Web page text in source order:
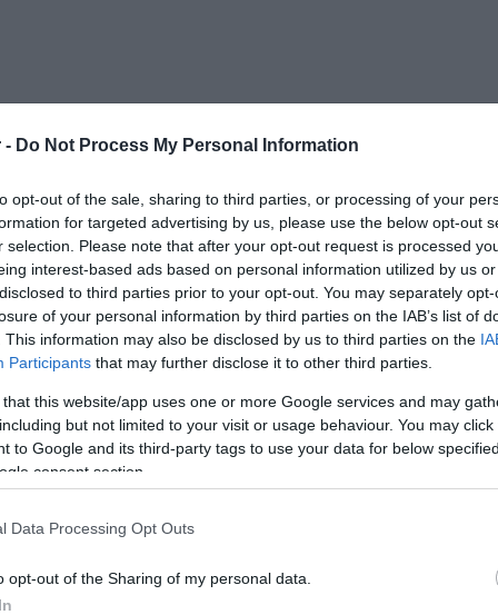
- Do Not Process My Personal Information
opt-out of the sale, sharing to third parties, or processing of your
for targeted advertising by us, please use the below opt-out
selection. Please note that after your opt-out request is processed
interest-based ads based on personal information utilized by us
to third parties prior to your opt-out. You may separately
of your personal information by third parties on the IAB’s list of
This information may also be disclosed by us to third parties on the
Participants that may further disclose it to other third parties.
that this website/app uses one or more Google services and may
but not limited to your visit or usage behaviour. You may
to Google and its third-party tags to use your data for below
consent section.
Data Processing Opt Outs
opt-out of the Sharing of my personal data.
– Δείτε το βίντεο
trend, έχει γίνει ιδιαίτερα δημοφιλές σε
- 10:31
επίθεση Τραμπ κατά του Ποντίφικα: